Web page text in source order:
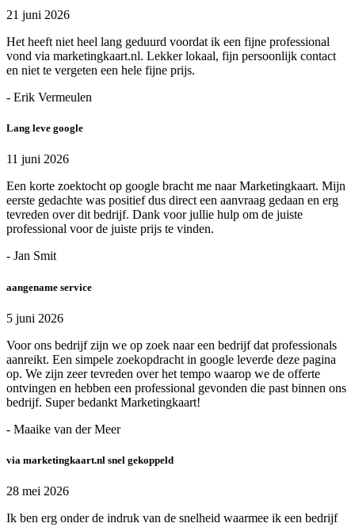
21 juni 2026
Het heeft niet heel lang geduurd voordat ik een fijne professional
vond via marketingkaart.nl. Lekker lokaal, fijn persoonlijk contact
en niet te vergeten een hele fijne prijs.
- Erik Vermeulen
Lang leve google
11 juni 2026
Een korte zoektocht op google bracht me naar Marketingkaart. Mijn
eerste gedachte was positief dus direct een aanvraag gedaan en erg
tevreden over dit bedrijf. Dank voor jullie hulp om de juiste
professional voor de juiste prijs te vinden.
- Jan Smit
aangename service
5 juni 2026
Voor ons bedrijf zijn we op zoek naar een bedrijf dat professionals
aanreikt. Een simpele zoekopdracht in google leverde deze pagina
op. We zijn zeer tevreden over het tempo waarop we de offerte
ontvingen en hebben een professional gevonden die past binnen ons
bedrijf. Super bedankt Marketingkaart!
- Maaike van der Meer
via marketingkaart.nl snel gekoppeld
28 mei 2026
Ik ben erg onder de indruk van de snelheid waarmee ik een bedrijf